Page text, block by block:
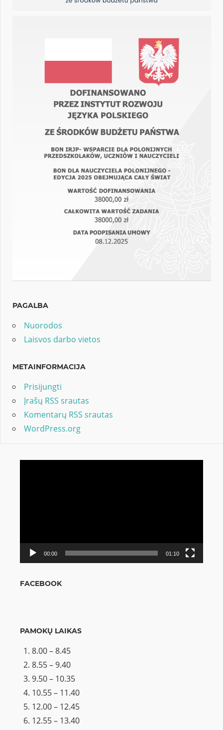
PAGALBA
Nuorodos
Laisvos darbo vietos
METAINFORMACIJA
Prisijungti
Įrašų RSS srautas
Komentarų RSS srautas
WordPress.org
00:00 01:10
FACEBOOK
PAMOKŲ LAIKAS
8.00 – 8.45
8.55 – 9.40
9.50 – 10.35
10.55 – 11.40
12.00 – 12.45
12.55 – 13.40